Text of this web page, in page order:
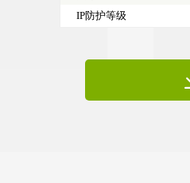
IP防护等级